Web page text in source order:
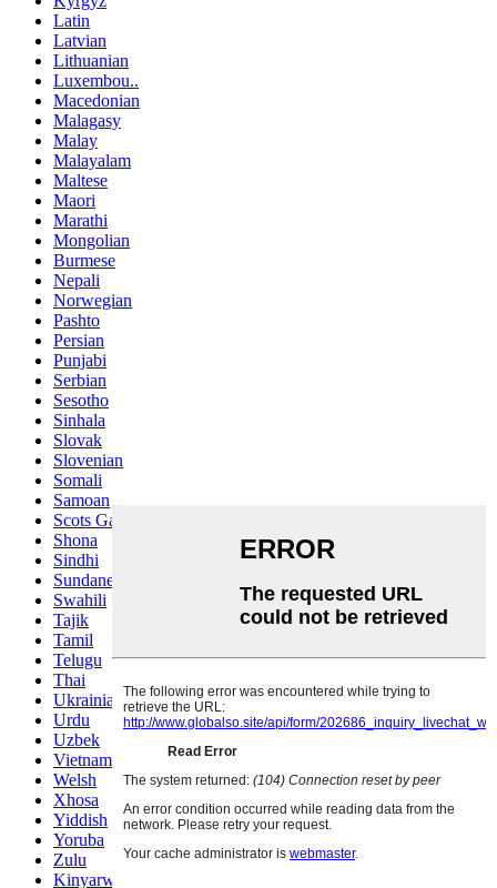
Latin
Latvian
Lithuanian
Luxembou..
Macedonian
Malagasy
Malay
Malayalam
Maltese
Maori
Marathi
Mongolian
Burmese
Nepali
Norwegian
Pashto
Persian
Punjabi
Serbian
Sesotho
Sinhala
Slovak
Slovenian
Somali
Samoan
Scots Gaelic
Shona
Sindhi
Sundanese
Swahili
Tajik
Tamil
Telugu
Thai
Ukrainian
Urdu
Uzbek
Vietnamese
Welsh
Xhosa
Yiddish
Yoruba
Zulu
Kinyarwanda